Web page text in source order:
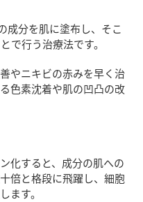
成分を肌に塗布し、そこ
で行う治療法です。
やニキビの赤みを早く治
色素沈着や肌の凹凸の改
化すると、成分の肌への
倍と格段に飛躍し、細胞
ます。